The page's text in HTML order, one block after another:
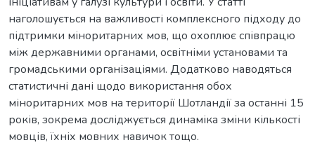
наголошується на важливості комплексного підходу до
підтримки міноритарних мов, що охоплює співпрацю
між державними органами, освітніми установами та
громадськими організаціями. Додатково наводяться
статистичні дані щодо використання обох
міноритарних мов на території Шотландії за останні 15
років, зокрема досліджується динаміка зміни кількості
мовців, їхніх мовних навичок тощо.